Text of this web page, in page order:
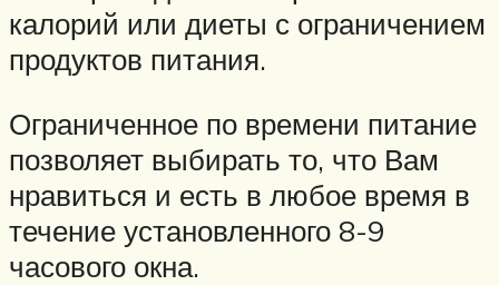
калорий или диеты с ограничением
продуктов питания.
Ограниченное по времени питание
позволяет выбирать то, что Вам
нравиться и есть в любое время в
течение установленного 8-9
часового окна.